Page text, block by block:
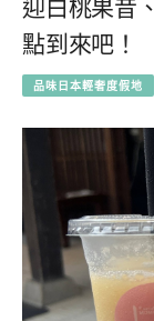
迎白桃果昔
點到來吧！
品味日本輕奢度假地